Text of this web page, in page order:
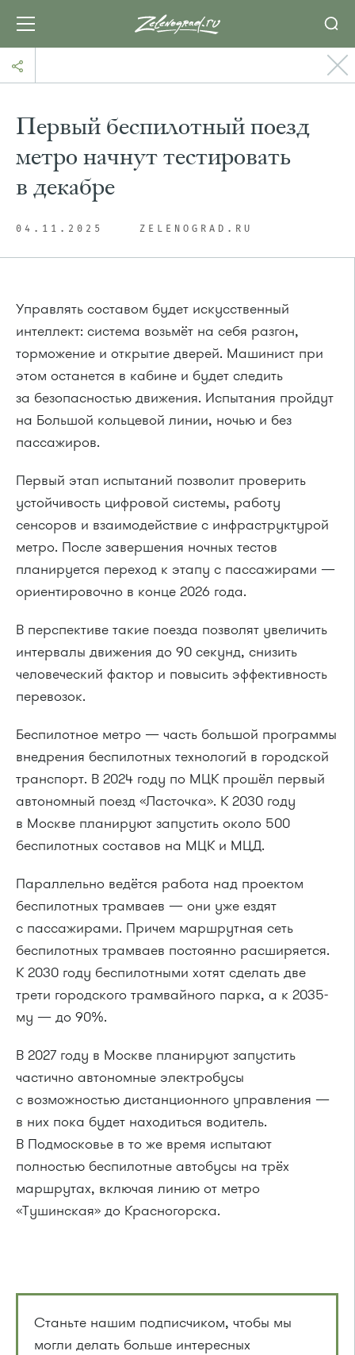
Первый беспилотный поезд
метро начнут тестировать
в декабре
04.11.2025 ZELENOGRAD.RU
Управлять составом будет искусственный
интеллект: система возьмёт на себя разгон,
торможение и открытие дверей. Машинист при
этом останется в кабине и будет следить
за безопасностью движения. Испытания пройдут
на Большой кольцевой линии, ночью и без
пассажиров.
Первый этап испытаний позволит проверить
устойчивость цифровой системы, работу
сенсоров и взаимодействие с инфраструктурой
метро. После завершения ночных тестов
планируется переход к этапу с пассажирами —
ориентировочно в конце 2026 года.
В перспективе такие поезда позволят увеличить
интервалы движения до 90 секунд, снизить
человеческий фактор и повысить эффективность
перевозок.
Беспилотное метро — часть большой программы
внедрения беспилотных технологий в городской
транспорт. В 2024 году по МЦК прошёл первый
автономный поезд «Ласточка». К 2030 году
в Москве планируют запустить около 500
беспилотных составов на МЦК и МЦД.
Параллельно ведётся работа над проектом
беспилотных трамваев — они уже ездят
с пассажирами. Причем маршрутная сеть
беспилотных трамваев постоянно расширяется.
К 2030 году беспилотными хотят сделать две
трети городского трамвайного парка, а к 2035-
му — до 90%.
В 2027 году в Москве планируют запустить
частично автономные электробусы
с возможностью дистанционного управления —
в них пока будет находиться водитель.
В Подмосковье в то же время испытают
полностью беспилотные автобусы на трёх
маршрутах, включая линию от метро
«Тушинская» до Красногорска.
Станьте нашим подписчиком, чтобы мы
могли делать больше интересных